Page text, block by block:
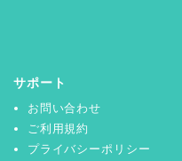
サポート
お問い合わせ
ご利用規約
プライバシーポリシー